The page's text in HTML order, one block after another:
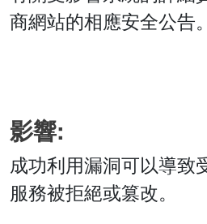
商網站的相應安全公告。
影響:
成功利用漏洞可以導致
服務被拒絕或篡改。